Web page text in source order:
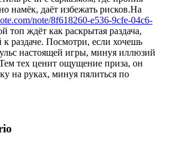
намёк, даёт избежать рисков.На
note/8f618260-e536-9cfe-04c6-
топ ждёт как раскрытая раздача,
раздаче. Посмотри, если хочешь
настоящей игры, минуя иллюзий
тех ценит ощущение приза, он
на руках, минуя пялиться по